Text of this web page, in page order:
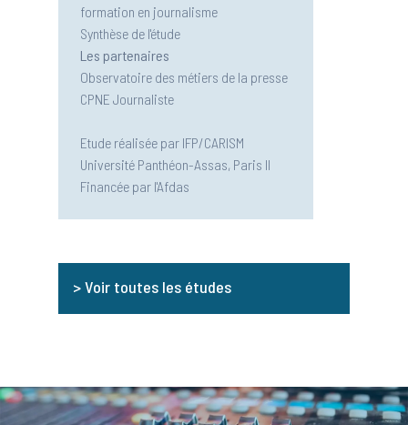
formation en journalisme
Synthèse de l'étude
Les partenaires
Observatoire des métiers de la presse
CPNE Journaliste
Etude réalisée par IFP/CARISM
Université Panthéon-Assas, Paris II
Financée par l'Afdas
> Voir toutes les études